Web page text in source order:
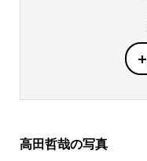
高田哲哉の写真